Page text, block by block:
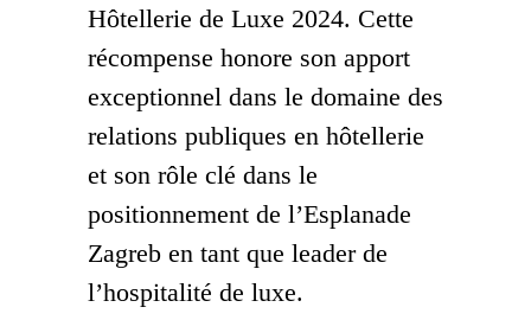
Hôtellerie de Luxe 2024. Cette
récompense honore son apport
exceptionnel dans le domaine des
relations publiques en hôtellerie
et son rôle clé dans le
positionnement de l’Esplanade
Zagreb en tant que leader de
l’hospitalité de luxe.